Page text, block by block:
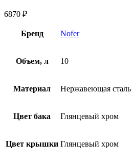
6870 ₽
Бренд Nofer
Объем, л 10
Материал Нержавеющая сталь
Цвет бака Глянцевый хром
Цвет крышки Глянцевый хром